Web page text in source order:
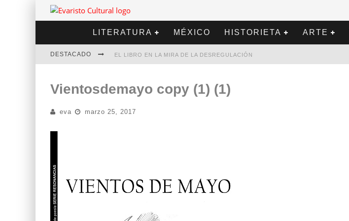
LITERATURA MÉXICO HISTORIETA ARTE
DESTACADO EL LIBRO EN LA MIRA DE LA DESREGULACIÓN
DIEGO MERET | HOTEL ACAPULCO
ALEJANDRA CORREA | LA NIEVE
Vientosdemayo copy (1) (1)
eva marzo 25, 2017